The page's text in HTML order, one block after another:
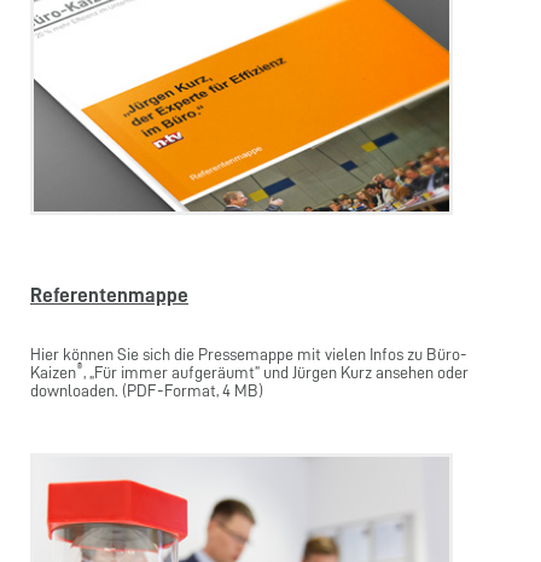
Referentenmappe
Hier können Sie sich die Pressemappe mit vielen Infos zu Büro-
Kaizen®, „Für immer aufgeräumt” und Jürgen Kurz ansehen oder
downloaden. (PDF-Format, 4 MB)